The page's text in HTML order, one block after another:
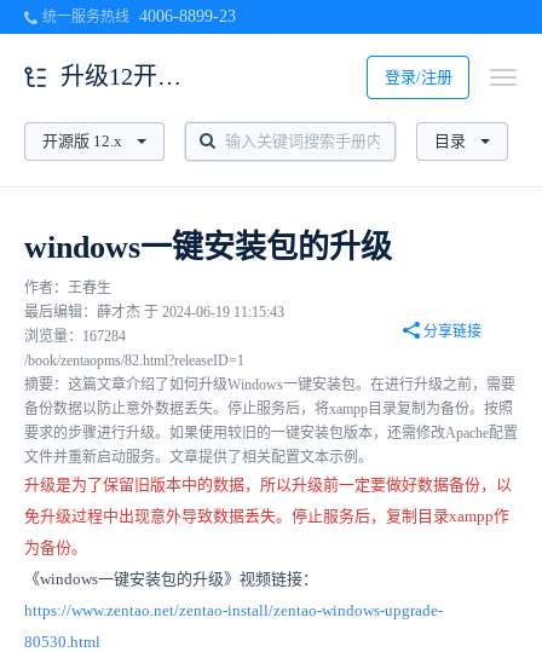
统一服务热线 4006-8899-23
登录/注册
升级12开源版
开源版 12.x 目录
windows一键安装包的升级
作者：王春生
最后编辑：薛才杰 于 2024-06-19 11:15:43
浏览量：167284
分享链接
/book/zentaopms/82.html?releaseID=1
摘要：这篇文章介绍了如何升级Windows一键安装包。在进行升级之前，需要
备份数据以防止意外数据丢失。停止服务后，将xampp目录复制为备份。按照
要求的步骤进行升级。如果使用较旧的一键安装包版本，还需修改Apache配置
文件并重新启动服务。文章提供了相关配置文本示例。
升级是为了保留旧版本中的数据，所以升级前一定要做好数据备份，以
免升级过程中出现意外导致数据丢失。停止服务后，复制目录xampp作
为备份。
《windows一键安装包的升级》视频链接：
https://www.zentao.net/zentao-install/zentao-windows-upgrade-
80530.html